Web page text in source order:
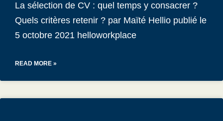
La sélection de CV : quel temps y consacrer ?
Quels critères retenir ? par Maïté Hellio publié le
5 octobre 2021 helloworkplace
READ MORE »